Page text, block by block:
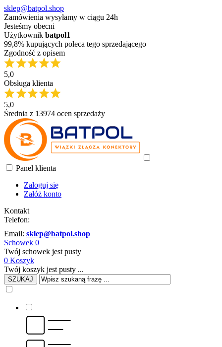
sklep@batpol.shop
Zamówienia wysyłamy w ciągu 24h
Jesteśmy obecni
Użytkownik batpol1
99,8% kupujących poleca tego sprzedającego
Zgodność z opisem
5,0
Obsługa klienta
5,0
Średnia z 13974 ocen sprzedaży
Panel klienta
Zaloguj się
Załóż konto
Kontakt
Telefon:
Email: sklep@batpol.shop
Schowek 0
Twój schowek jest pusty
0 Koszyk
Twój koszyk jest pusty ...
SZUKAJ